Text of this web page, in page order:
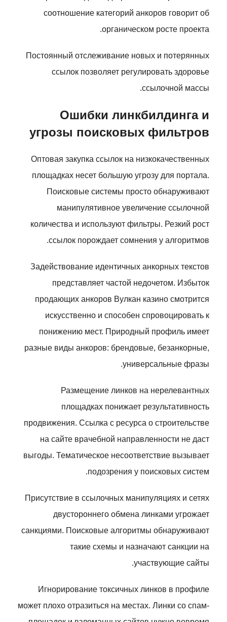
соотношение категорий анкоров говорит об
органическом росте проекта.
Постоянный отслеживание новых и потерянных
ссылок позволяет регулировать здоровье
ссылочной массы.
Ошибки линкбилдинга и
угрозы поисковых фильтров
Оптовая закупка ссылок на низкокачественных
площадках несет большую угрозу для портала.
Поисковые системы просто обнаруживают
манипулятивное увеличение ссылочной
количества и используют фильтры. Резкий рост
ссылок порождает сомнения у алгоритмов.
Задействование идентичных анкорных текстов
представляет частой недочетом. Избыток
продающих анкоров Вулкан казино смотрится
искусственно и способен спровоцировать к
понижению мест. Природный профиль имеет
разные виды анкоров: брендовые, безанкорные,
универсальные фразы.
Размещение линков на нерелевантных
площадках понижает результативность
продвижения. Ссылка с ресурса о строительстве
на сайте врачебной направленности не даст
выгоды. Тематическое несоответствие вызывает
подозрения у поисковых систем.
Присутствие в ссылочных манипуляциях и сетях
двустороннего обмена линками угрожает
санкциями. Поисковые алгоритмы обнаруживают
такие схемы и назначают санкции на
участвующие сайты.
Игнорирование токсичных линков в профиле
может плохо отразиться на местах. Линки со спам-